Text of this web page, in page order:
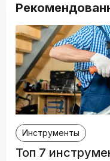
Инструменты
Топ 7